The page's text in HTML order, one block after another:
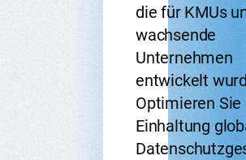
die für KMUs
wachsende
Unternehmen
entwickelt
Optimieren Sie
Einhaltung